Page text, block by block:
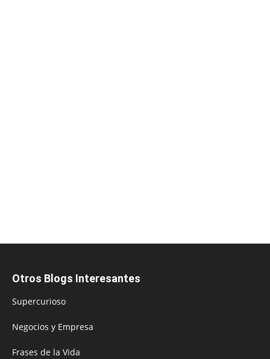
Otros Blogs Interesantes
Supercurioso
Negocios y Empresa
Frases de la Vida